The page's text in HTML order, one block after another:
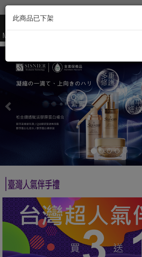
回首頁
Menu 乘福齋
此商品已下架